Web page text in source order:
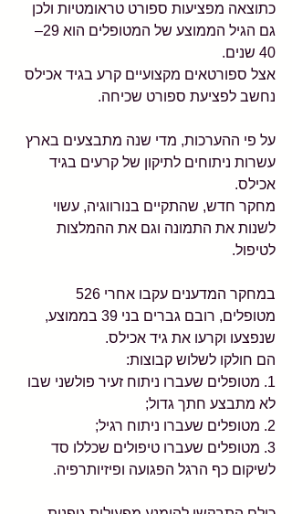
כתוצאה מפציעות ספורט טראומטיות ולכן
גם הגיל הממוצע של המטופלים הוא 29–
40 שנים.
אצל ספורטאים מקצועיים קרע בגיד אכילס
נחשב לפציעת ספורט שכיחה.
על פי ההערכות, מדי שנה מתבצעים בארץ
עשרות ניתוחים לתיקון של קרעים בגיד
אכילס.
מחקר חדש, שהתקיים בנורווגיה, עשוי
לשנות את התמונה וגם את ההמלצות
לטיפול.
מטופלים, רובם גברים בני 39 בממוצע,
שנפצעו וקרעו את גיד אכילס.
הם חולקו לשלוש קבוצות:
1. מטופלים שעברו ניתוח זעיר פולשני שבו
לא מתבצע חתך גדול;
2. מטופלים שעברו ניתוח רגיל;
3. מטופלים שעברו טיפולים שכללו סד
לשיקום כף הרגל הפגועה ופיזיותרפיה.